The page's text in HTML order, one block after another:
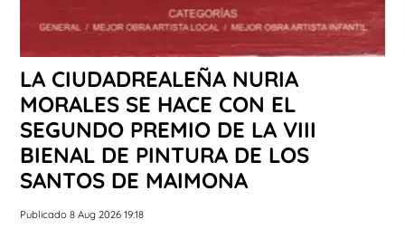
LA CIUDADREALEÑA NURIA
MORALES SE HACE CON EL
SEGUNDO PREMIO DE LA VIII
BIENAL DE PINTURA DE LOS
SANTOS DE MAIMONA
Publicado 8 Aug 2026 19:18